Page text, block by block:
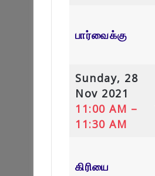
பார்வைக்கு
Sunday, 28
Nov 2021
11:00 AM –
11:30 AM
கிரியை